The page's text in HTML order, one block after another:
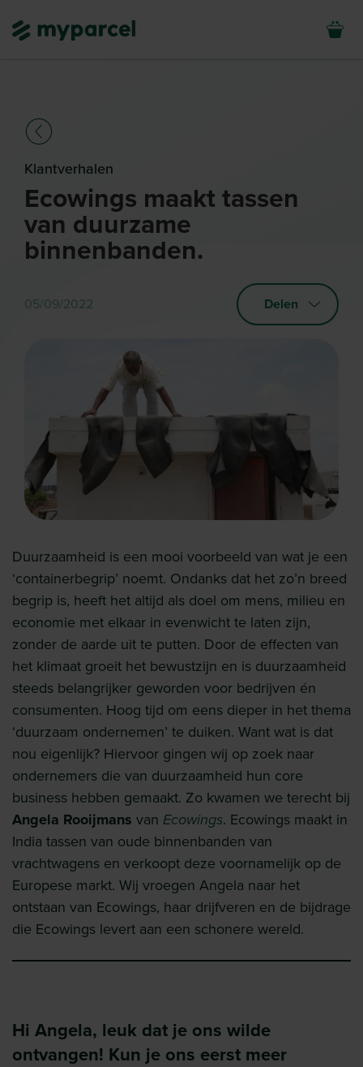
Klantverhalen
Ecowings maakt tassen
van duurzame
binnenbanden.
05/09/2022 Delen
Duurzaamheid is een mooi voorbeeld van wat je een
‘containerbegrip’ noemt. Ondanks dat het zo’n breed
begrip is, heeft het altijd als doel om mens, milieu en
economie met elkaar in evenwicht te laten zijn,
zonder de aarde uit te putten. Door de effecten van
het klimaat groeit het bewustzijn en is duurzaamheid
steeds belangrijker geworden voor bedrijven én
consumenten. Hoog tijd om eens dieper in het thema
‘duurzaam ondernemen’ te duiken. Want wat is dat
nou eigenlijk? Hiervoor gingen wij op zoek naar
ondernemers die van duurzaamheid hun core
business hebben gemaakt. Zo kwamen we terecht bij
Angela Rooijmans van Ecowings. Ecowings maakt in
India tassen van oude binnenbanden van
vrachtwagens en verkoopt deze voornamelijk op de
Europese markt. Wij vroegen Angela naar het
ontstaan van Ecowings, haar drijfveren en de bijdrage
die Ecowings levert aan een schonere wereld.
Hi Angela, leuk dat je ons wilde
ontvangen! Kun je ons eerst meer